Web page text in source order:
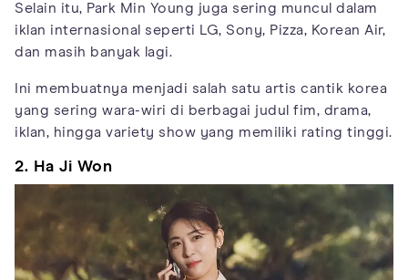
Selain itu, Park Min Young juga sering muncul dalam
iklan internasional seperti LG, Sony, Pizza, Korean Air,
dan masih banyak lagi.
Ini membuatnya menjadi salah satu artis cantik korea
yang sering wara-wiri di berbagai judul fim, drama,
iklan, hingga variety show yang memiliki rating tinggi.
2. Ha Ji Won